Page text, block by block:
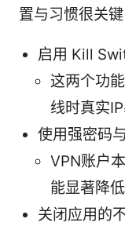
置与习惯很关键
启用 Kill
这两个功
线时真实
使用强密码
VPN账户
能显著降
关闭应用的